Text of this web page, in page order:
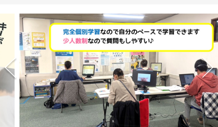
よくある質問
無料体験に申し込む